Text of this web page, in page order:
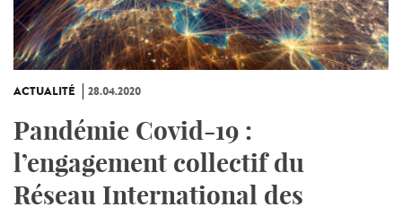
ACTUALITÉ 28.04.2020
Pandémie Covid-19 :
l’engagement collectif du
Réseau International des